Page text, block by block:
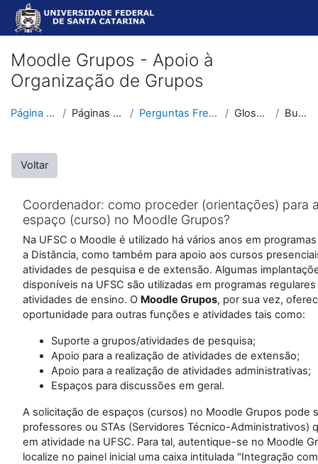
Ir para o conteúdo principal
Moodle Grupos - Apoio à
Organização de Grupos
Página inicial Páginas do site Perguntas Frequentes Glossários Buscar
Voltar
Coordenador: como proceder (orientações) para
espaço (curso) no Moodle Grupos?
Na UFSC o Moodle é utilizado há vários anos em
a Distância, como também para apoio aos cursos
atividades de pesquisa e de extensão. Algumas
disponíveis na UFSC são utilizadas em programas
atividades de ensino. O Moodle Grupos, por sua vez,
oportunidade para outras funções e atividades tais como:
Suporte a grupos/atividades de pesquisa;
Apoio para a realização de atividades de extensão;
Apoio para a realização de atividades administrativas;
Espaços para discussões em geral.
A solicitação de espaços (cursos) no Moodle Grupos pode
professores ou STAs (Servidores Técnico-Administrativos)
em atividade na UFSC. Para tal, autentique-se no Moodle
localize no painel inicial uma caixa intitulada "Integração